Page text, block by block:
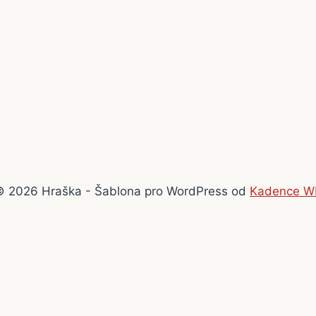
2026 Hraška - Šablona pro WordPress od Kadence